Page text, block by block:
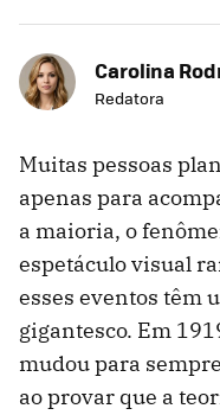
Carolina
Redatora
Muitas pessoas
apenas para
a maioria, o
espetáculo visual
esses eventos têm
gigantesco. Em
mudou para
ao provar que a